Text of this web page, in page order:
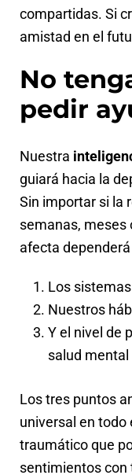
compartidas. Si
amistad en el
No
pedir
Nuestra
guiará hacia la
Sin importar si la
semanas, meses
afecta
Los
Nuestros
Y el nivel de
salud mental
Los tres puntos
universal en
traumático que
sentimientos